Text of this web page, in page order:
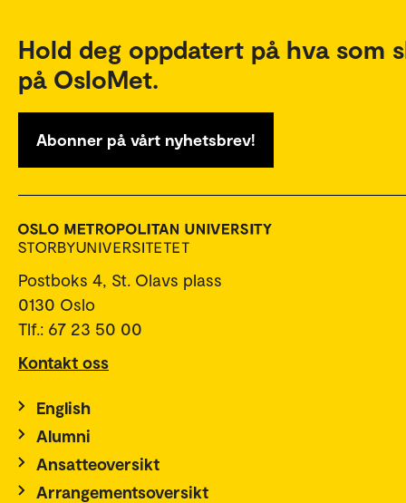
Hold deg oppdatert på hva som
på OsloMet.
Abonner på vårt nyhetsbrev!
Postboks 4, St. Olavs plass
0130 Oslo
Tlf.: 67 23 50 00
Kontakt oss
English
Alumni
Ansatteoversikt
Arrangementsoversikt